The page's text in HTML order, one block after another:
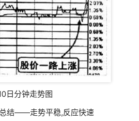
日分钟走势图
结——走势平稳,反应快速